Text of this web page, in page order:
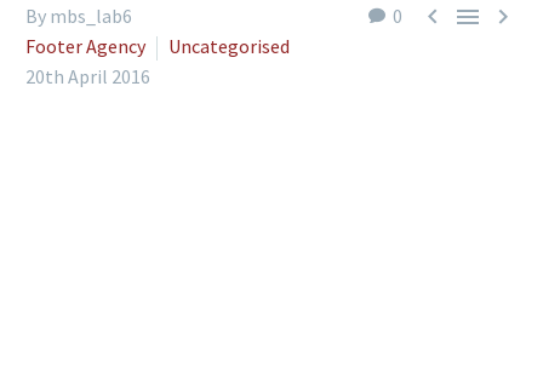
0   
By mbs_lab6
Footer Agency
Uncategorised
20th April 2016